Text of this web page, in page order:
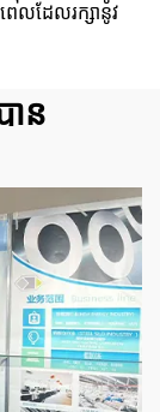
លដែលរក្សានូវ
ាន